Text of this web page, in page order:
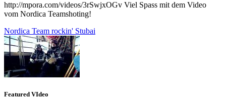
http://mpora.com/videos/3rSwjxOGv Viel Spass mit dem Video
vom Nordica Teamshoting!
Nordica Team rockin' Stubai
Featured VIdeo